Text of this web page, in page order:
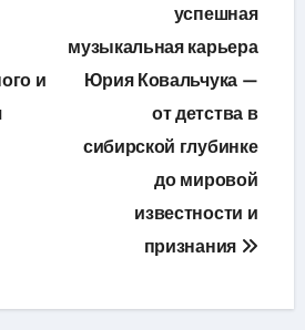
и
успешная
музыкальная карьера
Юрия Ковальчука —
от детства в
сибирской глубинке
до мировой
известности и
признания